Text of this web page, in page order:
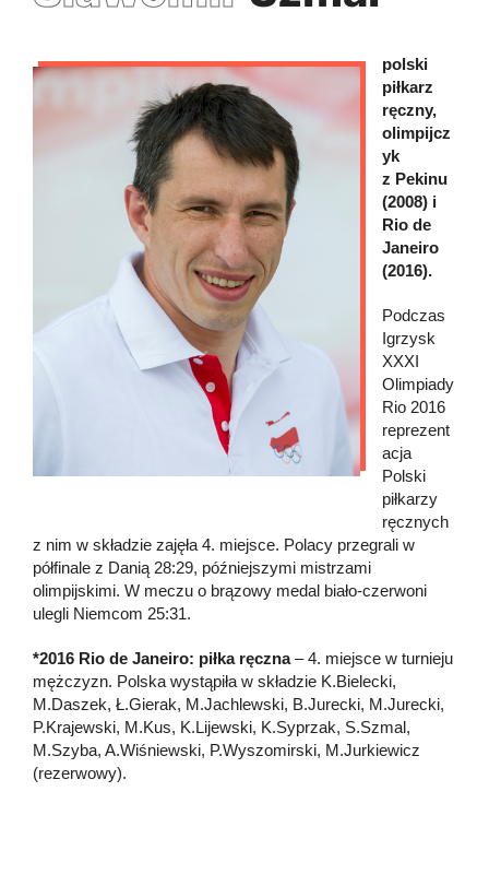
polski
piłkarz
ręczny,
olimpijcz
yk
z Pekinu
(2008) i
Rio de
Janeiro
(2016).
Podczas
Igrzysk
XXXI
Olimpiady
Rio 2016
reprezent
acja
Polski
piłkarzy
ręcznych
z nim w składzie zajęła 4. miejsce. Polacy przegrali w
półfinale z Danią 28:29, późniejszymi mistrzami
olimpijskimi. W meczu o brązowy medal biało-czerwoni
ulegli Niemcom 25:31.
*2016 Rio de Janeiro: piłka ręczna– 4. miejsce w turnieju
mężczyzn. Polska wystąpiła w składzie K.Bielecki,
M.Daszek, Ł.Gierak, M.Jachlewski, B.Jurecki, M.Jurecki,
P.Krajewski, M.Kus, K.Lijewski, K.Syprzak, S.Szmal,
M.Szyba, A.Wiśniewski, P.Wyszomirski, M.Jurkiewicz
(rezerwowy).